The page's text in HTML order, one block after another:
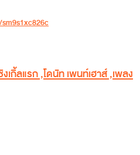
งเกิ้ลแรก,โดนัท เพนท์เฮาส์,เพลง